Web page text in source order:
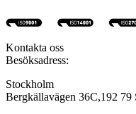
Kontakta oss
Besöksadress:
Stockholm
Bergkällavägen 36C,192 79